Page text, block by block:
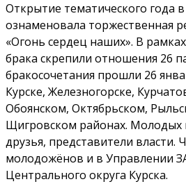
Открытие тематического года
ознаменовала торжественная
«Огонь сердец наших». В
брака скрепили отношения 26
бракосочетания прошли 26
Курске, Железногорске,
Обоянском, Октябрьском,
Щигровском районах. Молодых
друзья, представители власти.
молодожёнов и в Управлении
Центрального округа Курска.